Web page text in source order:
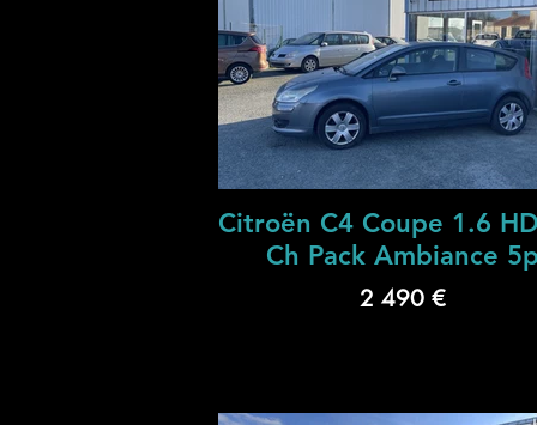
Citroën C4 Coupe 1.6
Ch Pack Ambiance
2 490 €